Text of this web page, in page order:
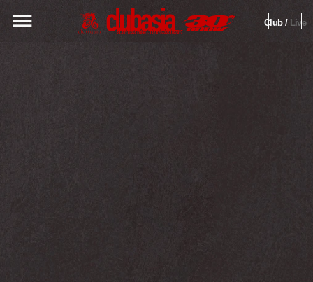
Club / Live